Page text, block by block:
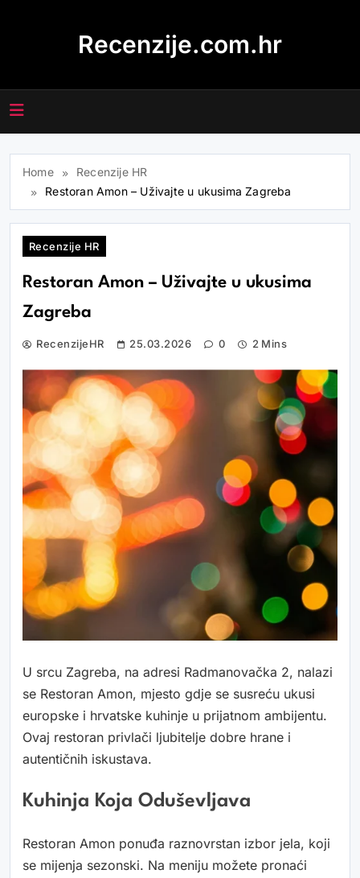
Recenzije.com.hr
Home
Recenzije HR
Restoran Amon – Uživajte u ukusima Zagreba
Recenzije HR
Restoran Amon – Uživajte u ukusima
Zagreba
RecenzijeHR 25.03.2026 0 2 Mins
U srcu Zagreba, na adresi Radmanovačka 2, nalazi
se Restoran Amon, mjesto gdje se susreću ukusi
europske i hrvatske kuhinje u prijatnom ambijentu.
Ovaj restoran privlači ljubitelje dobre hrane i
autentičnih iskustava.
Kuhinja Koja Oduševljava
Restoran Amon ponuđa raznovrstan izbor jela, koji
se mijenja sezonski. Na meniju možete pronaći